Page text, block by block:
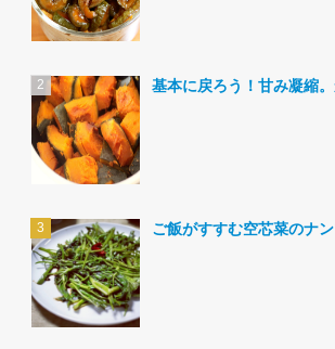
基本に戻ろう！甘み凝縮。
ご飯がすすむ空芯菜のナン